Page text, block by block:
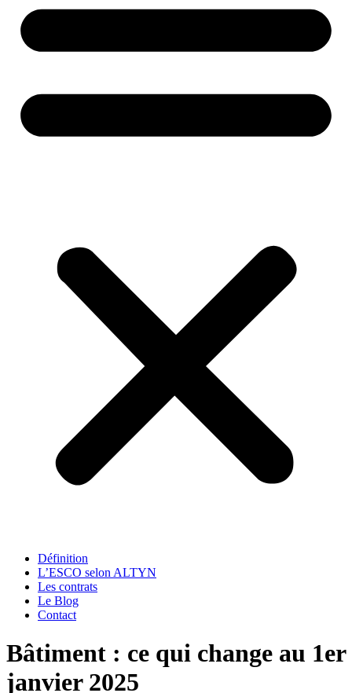
Définition
L’ESCO selon ALTYN
Les contrats
Le Blog
Contact
Bâtiment : ce qui change au 1er
janvier 2025